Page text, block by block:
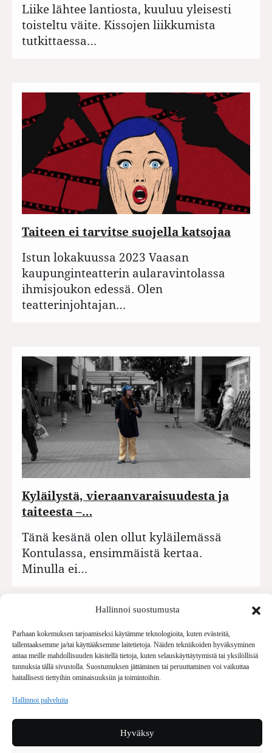
Hallinnoi suostumusta
Parhaan kokemuksen tarjoamiseksi käytämme teknologioita, kuten evästeitä,
tallentaaksemme ja/tai käyttääksemme laitetietoja. Näiden tekniikoiden hyväksyminen
antaa meille mahdollisuuden käsitellä tietoja, kuten selauskäyttäytymistä tai yksilöllisiä
tunnuksia tällä sivustolla. Suostumuksen jättäminen tai peruuttaminen voi vaikuttaa
haitallisesti tiettyihin ominaisuuksiin ja toimintoihin.
Hallinnoi palveluita
Hyväksy
Liike lähtee lantiosta, kuuluu yleisesti
toisteltu väite. Kissojen liikkumista
tutkittaessa…
Taiteen ei tarvitse suojella katsojaa
Istun lokakuussa 2023 Vaasan
kaupunginteatterin aularavintolassa
ihmisjoukon edessä. Olen
teatterinjohtajan…
Kyläilystä, vieraanvaraisuudesta ja
taiteesta –…
Tänä kesänä olen ollut kyläilemässä
Kontulassa, ensimmäistä kertaa.
Minulla ei…